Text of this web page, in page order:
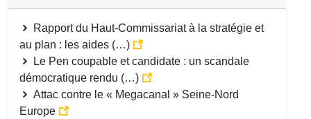
Rapport du Haut-Commissariat à la stratégie et
au plan : les aides (…)
Le Pen coupable et candidate : un scandale
démocratique rendu (…)
Attac contre le « Megacanal » Seine-Nord
Europe